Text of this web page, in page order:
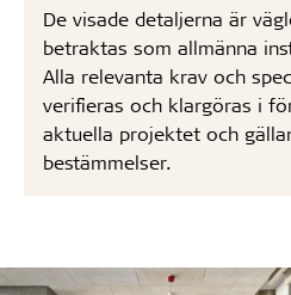
De visade detaljerna är
betraktas som allmänna
Alla relevanta krav och
verifieras och klargöras i
aktuella projektet och
bestämmelser.